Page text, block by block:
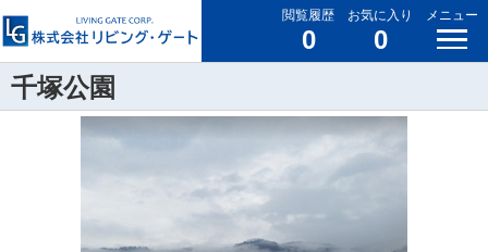
閲覧履歴
0
お気に入り
0
メニュー
千塚公園